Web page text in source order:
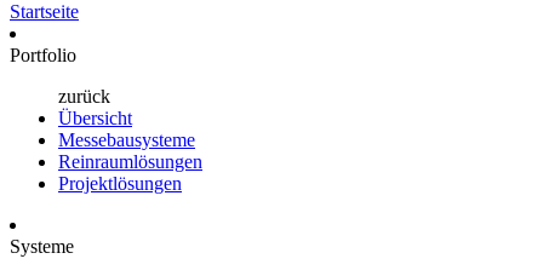
Startseite
Portfolio
zurück
Übersicht
Messebausysteme
Reinraumlösungen
Projektlösungen
Systeme